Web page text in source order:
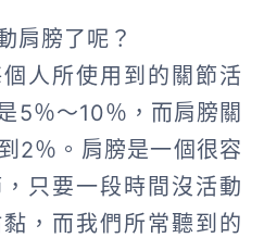
肩膀了呢？
人所使用到的關節活
5％～10％，而肩膀關
2％。肩膀是一個很容
只要一段時間沒活動
，而我們所常聽到的